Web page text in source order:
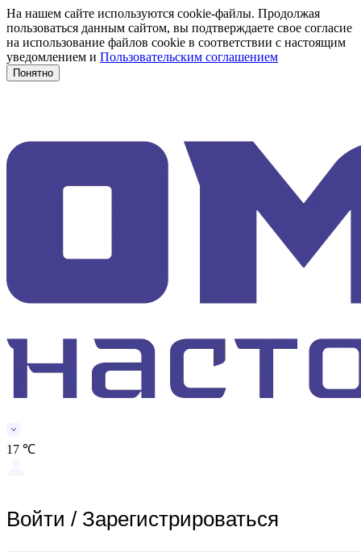
На нашем сайте используются cookie-файлы. Продолжая
пользоваться данным сайтом, вы подтверждаете свое согласие
на использование файлов cookie в соответствии с настоящим
уведомлением и Пользовательским соглашением
Понятно
17 ℃
Войти / Зарегистрироваться